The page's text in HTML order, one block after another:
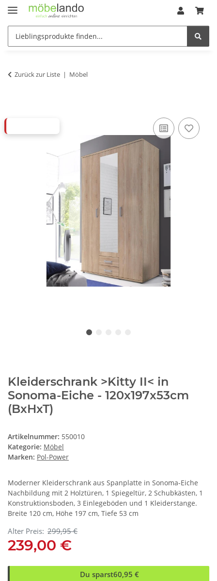
Zurück zur Liste Möbel
Kleiderschrank >Kitty II< in
Sonoma-Eiche - 120x197x53cm
(BxHxT)
Artikelnummer: 550010
Kategorie: Möbel
Marken: Pol-Power
Moderner Kleiderschrank aus Spanplatte in Sonoma-Eiche
Nachbildung mit 2 Holztüren, 1 Spiegeltür, 2 Schubkästen, 1
Konstruktionsboden, 3 Einlegeböden und 1 Kleiderstange.
Breite 120 cm, Höhe 197 cm, Tiefe 53 cm
Alter Preis: 299,95 €
239,00 €
Du sparst60,95 €